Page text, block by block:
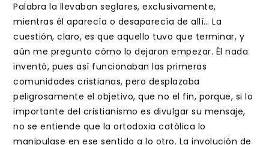
Palabra la llevaban seglares, exclusivamente,
mientras él aparecía o desaparecía de allí… La
cuestión, claro, es que aquello tuvo que terminar, y
aún me pregunto cómo lo dejaron empezar. Él nada
inventó, pues así funcionaban las primeras
comunidades cristianas, pero desplazaba
peligrosamente el objetivo, que no el fin, porque, si lo
importante del cristianismo es divulgar su mensaje,
no se entiende que la ortodoxia católica lo
manipulase en ese sentido a lo otro. La involución de